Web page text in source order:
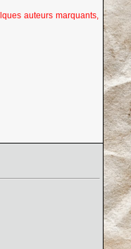
auteurs marquants,